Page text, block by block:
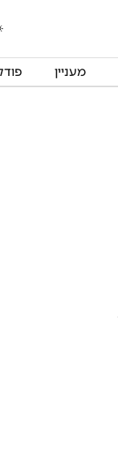
מעניין